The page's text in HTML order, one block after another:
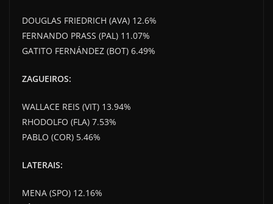
DOUGLAS FRIEDRICH (AVA) 12.6%
FERNANDO PRASS (PAL) 11.07%
GATITO FERNÁNDEZ (BOT) 6.49%
ZAGUEIROS:
WALLACE REIS (VIT) 13.94%
RHODOLFO (FLA) 7.53%
PABLO (COR) 5.46%
LATERAIS:
MENA (SPO) 12.16%